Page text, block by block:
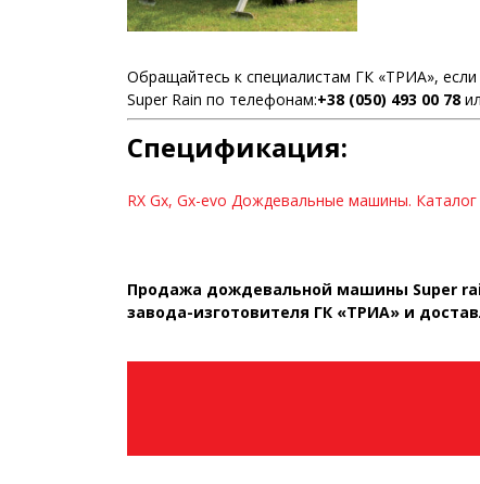
Обращайтесь к специалистам ГК «ТРИА»,
Super Rain по телефонам:+38 (050) 493 00 78
Спецификация:
RX Gx, Gx-evo Дождевальные машины. Каталог
Продажа дождевальной машины Super
завода-изготовителя ГК «ТРИА» и